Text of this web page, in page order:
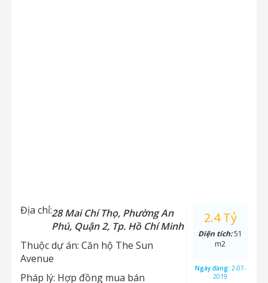
Địa chỉ:28 Mai Chí Thọ, Phường An
Phú, Quận 2, Tp. Hồ Chí Minh
Thuộc dự án: Căn hộ The Sun
Avenue
Pháp lý: Hợp đồng mua bán
2.4 Tỷ
Diện tích:51
m2
Ngày đăng: 2-07-
2019